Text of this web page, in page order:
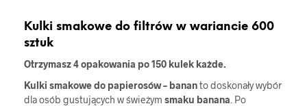
Kulki smakowe do filtrów w wariancie 600
sztuk
Otrzymasz 4 opakowania po 150 kulek każde.
Kulki smakowe do papierosów – bananto doskonały wybór
dla osób gustujących w świeżym smaku banana . Po